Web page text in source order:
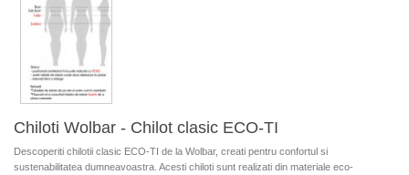
Chiloti Wolbar - Chilot clasic ECO-TI
Descoperiti chilotii clasic ECO-TI de la Wolbar, creati pentru confortul si
sustenabilitatea dumneavoastra. Acesti chiloti sunt realizati din materiale eco-